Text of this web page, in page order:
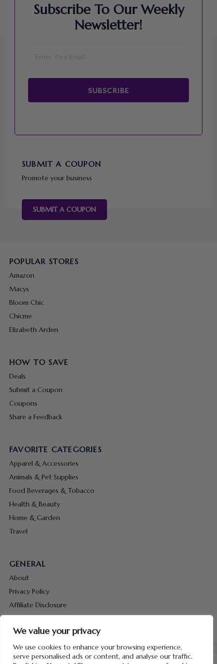
We value your privacy
We use cookies to enhance your browsing experience,
serve personalised ads or content, and analyse our traffic.
Subscribe To Our Weekly
Newsletter!
SUBSCRIBE
SUBMIT A COUPON
Promote your business
SUBMIT A COUPON
POPULAR STORES
Amazon
Macys
Bloom Chic
Chicme
Elizabeth Arden
HOW TO SAVE
Deals
Submit a Coupon
Coupons
Share a Feedback
FAVORITE CATEGORIES
Apparel & Accessories
Animals & Pet Supplies
Food Beverages & Tobacco
Health & Beauty
Home & Garden
Travel
GENERAL
About
Privacy Policy
Affiliate Disclosure
Contact Us